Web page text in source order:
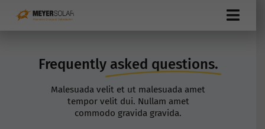
Inhalt
Frequently asked questions.
Malesuada velit et ut malesuada amet
tempor velit dui. Nullam amet
commodo gravida gravida.